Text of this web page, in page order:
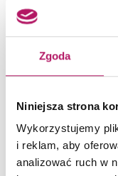
Zgoda
Niniejsza strona
Wykorzystujemy
i reklam, aby
analizować ruch w
Tubądzin
Cokół